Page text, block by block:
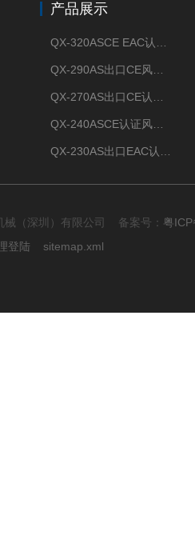
产品展示
QX-320ASCE EAC认证风冷螺杆式冷水机厂家
QX-290AS出口CE风冷螺杆式工业冷水机
QX-270AS出口CE认证Air-cooled screw chiller螺杆机
QX-240ASCE认证风冷螺杆式冷水机
QX-230AS出口EAC认证风冷螺杆式冷水机
械（深圳）有限公司 备案号： 粤
登陆 sitemap.xml